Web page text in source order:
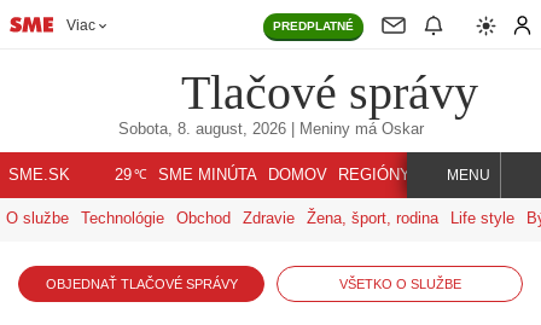
Viac PREDPLATNÉ
Tlačové správy
Sobota, 8. august, 2026| Meniny má Oskar
SME.SK 29℃ SME MINÚTA DOMOV REGIÓNY INDEX SVET
MENU
O službe Technológie Obchod Zdravie Žena, šport, rodina Life style
OBJEDNAŤ TLAČOVÉ SPRÁVY VŠETKO O SLUŽBE